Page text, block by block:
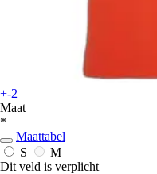
+-2
Maat
*
Maattabel
S
M
Dit veld is verplicht